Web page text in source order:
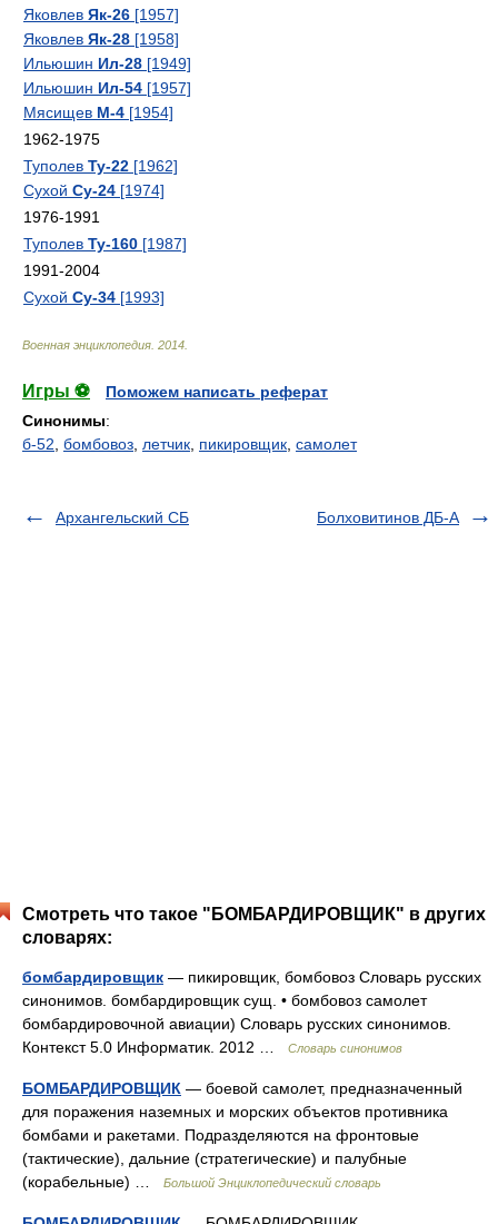
Яковлев Як-26 [1957]
Яковлев Як-28 [1958]
Ильюшин Ил-28 [1949]
Ильюшин Ил-54 [1957]
Мясищев М-4 [1954]
1962-1975
Туполев Ту-22 [1962]
Сухой Су-24 [1974]
1976-1991
Туполев Ту-160 [1987]
1991-2004
Сухой Су-34 [1993]
Военная энциклопедия 2014
Игры ⚽
Поможем написать реферат
Синонимы:
б-52 бомбовоз летчик пикировщик самолет
Архангельский СБ Болховитинов ДБ-А
Смотреть что такое "БОМБАРДИРОВЩИК" в других
словарях:
бомбардировщик — пикировщик, бомбовоз Словарь русских
синонимов. бомбардировщик сущ. • бомбовоз самолет
бомбардировочной авиации) Словарь русских синонимов.
Контекст 5.0 Информатик. 2012 …
Словарь синонимов
БОМБАРДИРОВЩИК — боевой самолет, предназначенный
для поражения наземных и морских объектов противника
бомбами и ракетами. Подразделяются на фронтовые
(тактические), дальние (стратегические) и палубные
(корабельные) …
Большой Энциклопедический словарь